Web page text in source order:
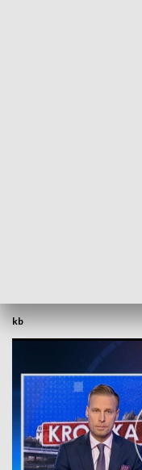
kb